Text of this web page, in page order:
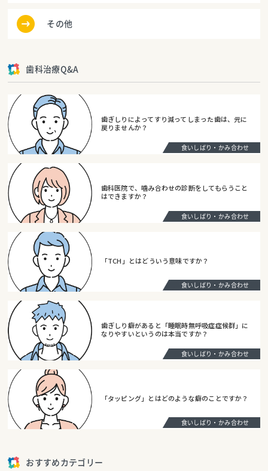
その他
歯科治療Q&A
歯ぎしりによってすり減ってしまった歯は、元に
戻りませんか？
食いしばり・かみ合わせ
歯科医院で、噛み合わせの診断をしてもらうこと
はできますか？
食いしばり・かみ合わせ
「TCH」とはどういう意味ですか？
食いしばり・かみ合わせ
歯ぎしり癖があると「睡眠時無呼吸症症候群」に
なりやすいというのは本当ですか？
食いしばり・かみ合わせ
「タッピング」とはどのような癖のことですか？
食いしばり・かみ合わせ
おすすめカテゴリー